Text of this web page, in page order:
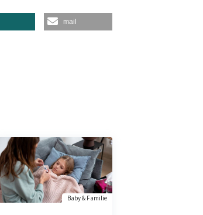
mail
Baby & Familie